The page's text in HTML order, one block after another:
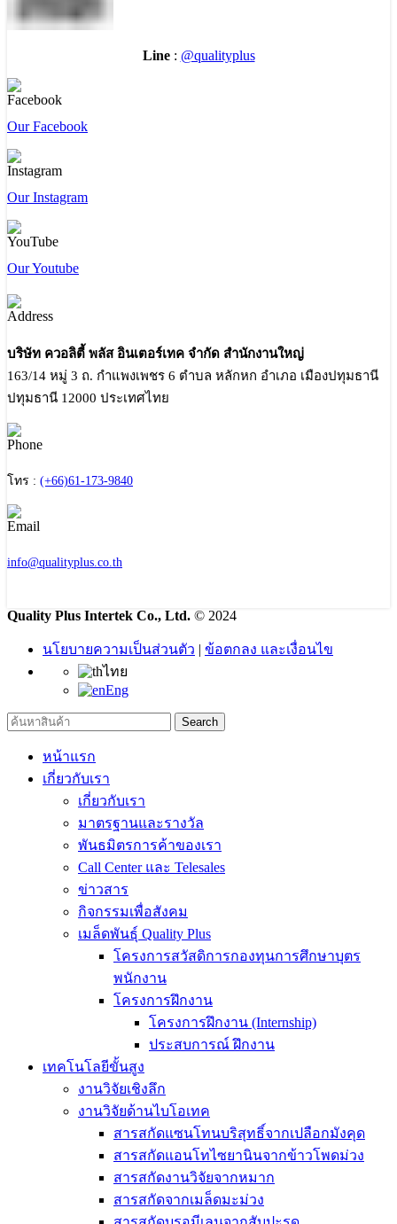
Line: @qualityplus
Our Facebook
Our Instagram
Our Youtube
บริษัท ควอลิตี้ พลัส อินเตอร์เทค จำกัด สำนักงานใหญ่
163/14 หมู่ 3 ถ. กำแพงเพชร 6 ตำบล หลักหก อำเภอ เมืองปทุมธานี
ปทุมธานี 12000 ประเทศไทย
โทร : (+66)61-173-9840
info@qualityplus.co.th
Quality Plus Intertek Co., Ltd. © 2024
นโยบายความเป็นส่วนตัว | ข้อตกลง และเงื่อนไข
ไทย
Eng
Search
หน้าแรก
เกี่ยวกับเรา
เกี่ยวกับเรา
มาตรฐานและรางวัล
พันธมิตรการค้าของเรา
Call Center และ Telesales
ข่าวสาร
กิจกรรมเพื่อสังคม
เมล็ดพันธุ์ Quality Plus
โครงการสวัสดิการกองทุนการศึกษาบุตร
พนักงาน
โครงการฝึกงาน
โครงการฝึกงาน (Internship)
ประสบการณ์ ฝึกงาน
เทคโนโลยีขั้นสูง
งานวิจัยเชิงลึก
งานวิจัยด้านไบโอเทค
สารสกัดแซนโทนบริสุทธิ์จากเปลือกมังคุด
สารสกัดแอนโทไซยานินจากข้าวโพดม่วง
สารสกัดงานวิจัยจากหมาก
สารสกัดจากเมล็ดมะม่วง